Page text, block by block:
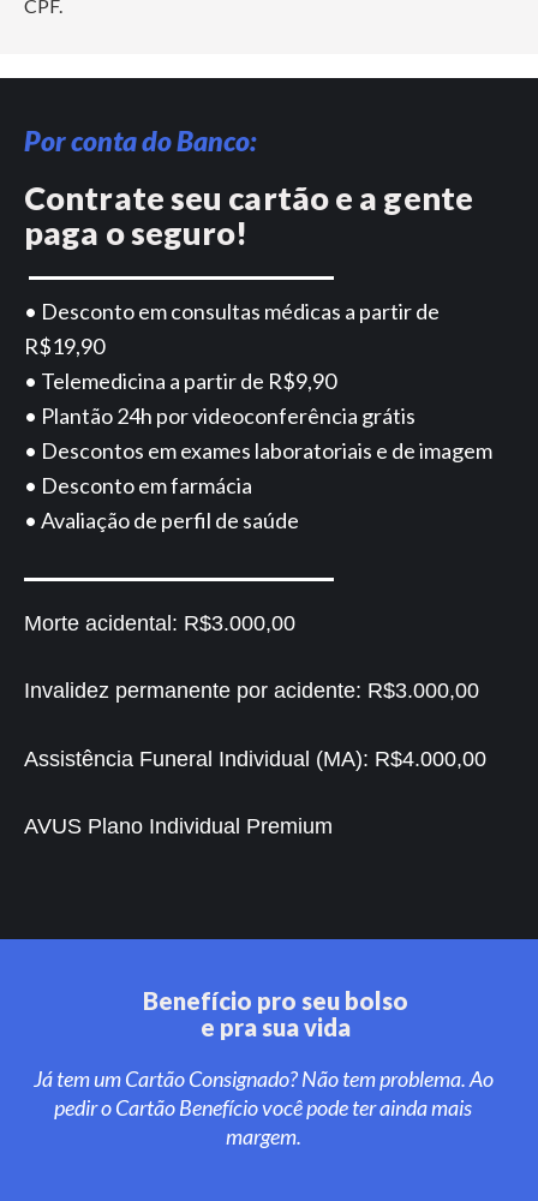
CPF.
Por conta do Banco:
Contrate seu cartão e a gente
paga o seguro!
• Desconto em consultas médicas a partir de
R$19,90
• Telemedicina a partir de R$9,90
• Plantão 24h por videoconferência grátis
• Descontos em exames laboratoriais e de imagem
• Desconto em farmácia
• Avaliação de perfil de saúde
Morte acidental: R$3.000,00
Invalidez permanente por acidente: R$3.000,00
Assistência Funeral Individual (MA): R$4.000,00
AVUS Plano Individual Premium
Benefício pro seu bolso
e pra sua vida
Já tem um Cartão Consignado? Não tem problema. Ao
pedir o Cartão Benefício você pode ter ainda mais
margem.